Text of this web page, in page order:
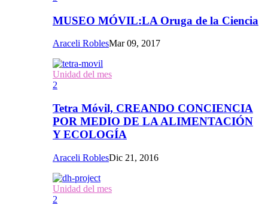
MUSEO MÓVIL:LA Oruga de la Ciencia
Araceli RoblesMar 09, 2017
Unidad del mes
2
Tetra Móvil, CREANDO CONCIENCIA
POR MEDIO DE LA ALIMENTACIÓN
Y ECOLOGÍA
Araceli RoblesDic 21, 2016
Unidad del mes
2